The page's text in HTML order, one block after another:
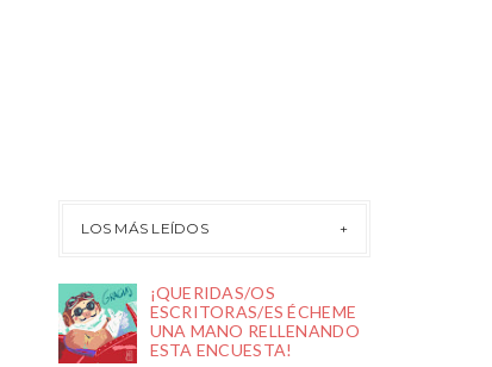
LOS MÁS LEÍDOS
¡QUERIDAS/OS
ESCRITORAS/ES ÉCHEME
UNA MANO RELLENANDO
ESTA ENCUESTA!